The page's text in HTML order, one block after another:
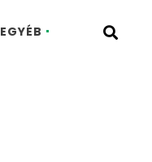
EGYÉB